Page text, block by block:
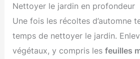
Nettoyer le jardin en profondeur
Une fois les récoltes d’automne
temps de nettoyer le jardin.
végétaux, y compris lesfeuilles